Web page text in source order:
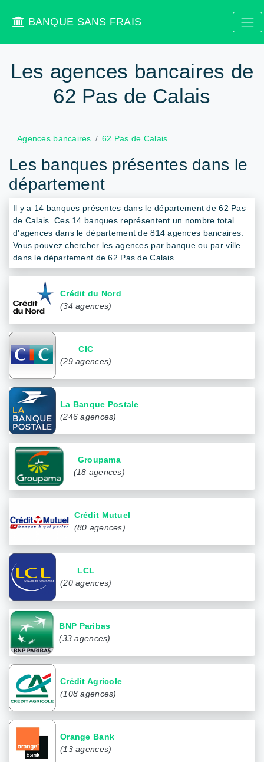
BANQUE SANS FRAIS
Les agences bancaires de
62 Pas de Calais
Agences bancaires 62 Pas de Calais
Les banques présentes dans le
département
Il y a 14 banques présentes dans le département de 62 Pas
de Calais. Ces 14 banques représentent un nombre total
d'agences dans le département de 814 agences bancaires.
Vous pouvez chercher les agences par banque ou par ville
dans le département de 62 Pas de Calais.
Crédit du Nord
(34 agences)
CIC
(29 agences)
La Banque Postale
(246 agences)
Groupama
(18 agences)
Crédit Mutuel
(80 agences)
LCL
(20 agences)
BNP Paribas
(33 agences)
Crédit Agricole
(108 agences)
Orange Bank
(13 agences)